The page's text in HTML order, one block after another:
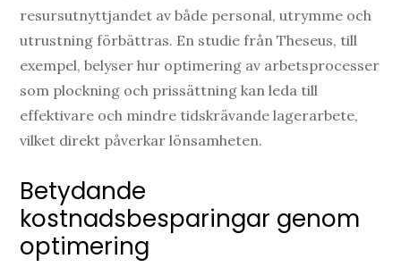
resursutnyttjandet av både personal, utrymme och
utrustning förbättras. En studie från Theseus, till
exempel, belyser hur optimering av arbetsprocesser
som plockning och prissättning kan leda till
effektivare och mindre tidskrävande lagerarbete,
vilket direkt påverkar lönsamheten.
Betydande
kostnadsbesparingar genom
optimering